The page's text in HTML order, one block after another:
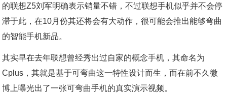
的联想Z5刘军明确表示销量不错，不过联想手机似乎并不会停
滞于此，在10月份其还将会有大动作，很可能会推出能够弯曲
的智能手机新品。
其实早在去年联想曾经秀出过自家的概念手机，其命名为
Cplus，其就是基于可弯曲这一特性设计而生，而在前不久微
博上曝光出了一张可弯曲手机的真实演示视频。